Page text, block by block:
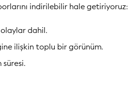
indirilebilir hale getiriyoruz:
dahil.
ilişkin toplu bir görünüm.